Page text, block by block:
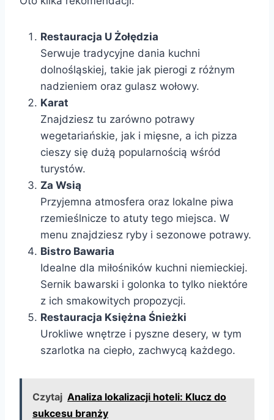
Restauracja U Żołędzia
Serwuje tradycyjne dania kuchni
dolnośląskiej, takie jak pierogi z różnym
nadzieniem oraz gulasz wołowy.
Karat
Znajdziesz tu zarówno potrawy
wegetariańskie, jak i mięsne, a ich pizza
cieszy się dużą popularnością wśród
turystów.
Za Wsią
Przyjemna atmosfera oraz lokalne piwa
rzemieślnicze to atuty tego miejsca. W
menu znajdziesz ryby i sezonowe potrawy.
Bistro Bawaria
Idealne dla miłośników kuchni niemieckiej.
Sernik bawarski i golonka to tylko niektóre
z ich smakowitych propozycji.
Restauracja Księżna Śnieżki
Urokliwe wnętrze i pyszne desery, w tym
szarlotka na ciepło, zachwycą każdego.
Czytaj Analiza lokalizacji hoteli: Klucz do
sukcesu branży